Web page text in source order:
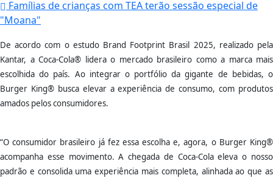
Famílias de crianças com TEA terão sessão especial de
"Moana"
De acordo com o estudo Brand Footprint Brasil 2025, realizado pela
Kantar, a Coca-Cola® lidera o mercado brasileiro como a marca mais
escolhida do país. Ao integrar o portfólio da gigante de bebidas, o
Burger King® busca elevar a experiência de consumo, com produtos
amados pelos consumidores.
“O consumidor brasileiro já fez essa escolha e, agora, o Burger King®
acompanha esse movimento. A chegada de Coca-Cola eleva o nosso
padrão e consolida uma experiência mais completa, alinhada ao que as